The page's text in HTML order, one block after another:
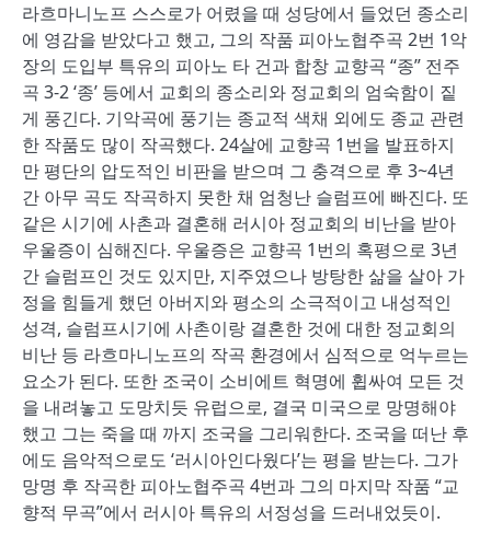
라흐마니노프 스스로가 어렸을 때 성당에서 들었던 종소리
에 영감을 받았다고 했고, 그의 작품 피아노협주곡 2번 1악
장의 도입부 특유의 피아노 타 건과 합창 교향곡 “종” 전주
곡 3-2 ‘종’ 등에서 교회의 종소리와 정교회의 엄숙함이 짙
게 풍긴다. 기악곡에 풍기는 종교적 색채 외에도 종교 관련
한 작품도 많이 작곡했다. 24살에 교향곡 1번을 발표하지
만 평단의 압도적인 비판을 받으며 그 충격으로 후 3~4년
간 아무 곡도 작곡하지 못한 채 엄청난 슬럼프에 빠진다. 또
같은 시기에 사촌과 결혼해 러시아 정교회의 비난을 받아
우울증이 심해진다. 우울증은 교향곡 1번의 혹평으로 3년
간 슬럼프인 것도 있지만, 지주였으나 방탕한 삶을 살아 가
정을 힘들게 했던 아버지와 평소의 소극적이고 내성적인
성격, 슬럼프시기에 사촌이랑 결혼한 것에 대한 정교회의
비난 등 라흐마니노프의 작곡 환경에서 심적으로 억누르는
요소가 된다. 또한 조국이 소비에트 혁명에 휩싸여 모든 것
을 내려놓고 도망치듯 유럽으로, 결국 미국으로 망명해야
했고 그는 죽을 때 까지 조국을 그리워한다. 조국을 떠난 후
에도 음악적으로도 ‘러시아인다웠다’는 평을 받는다. 그가
망명 후 작곡한 피아노협주곡 4번과 그의 마지막 작품 “교
향적 무곡”에서 러시아 특유의 서정성을 드러내었듯이.